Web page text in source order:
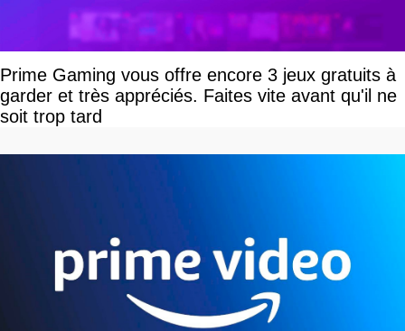
Prime Gaming vous offre encore 3 jeux gratuits à
garder et très appréciés. Faites vite avant qu'il ne
soit trop tard